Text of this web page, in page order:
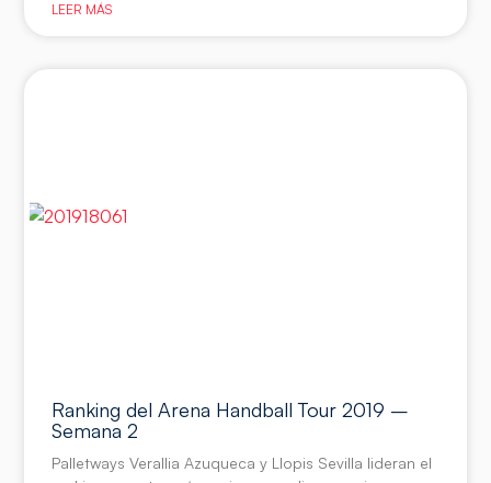
LEER MÁS
Ranking del Arena Handball Tour 2019 –
Semana 2
Palletways Verallia Azuqueca y Llopis Sevilla lideran el